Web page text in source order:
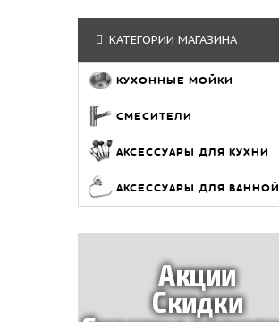
КАТЕГОРИИ МАГАЗИНА
КУХОННЫЕ МОЙКИ
СМЕСИТЕЛИ
АКСЕССУАРЫ ДЛЯ КУХНИ
АКСЕССУАРЫ ДЛЯ ВАННОЙ